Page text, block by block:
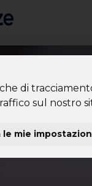
di
sul nostro
le mie